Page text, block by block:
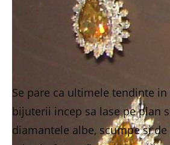
Se pare ca ultimele tendinte
bijuterii incep sa lase pe plan
diamantele albe, scumpe si